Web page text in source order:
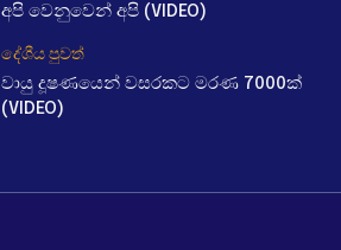
අපි වෙනුවෙන් අපි (VIDEO)
දේශීය පුවත්
වායු දූෂණයෙන් වසරකට මරණ 7000ක්
(VIDEO)